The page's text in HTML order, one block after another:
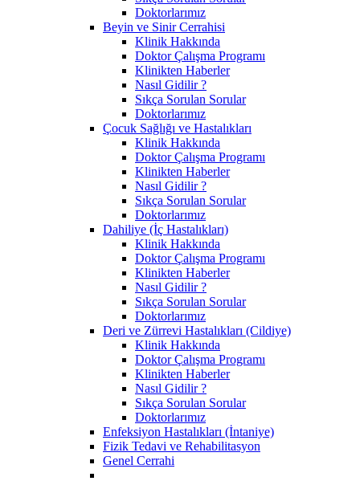
Doktorlarımız
Beyin ve Sinir Cerrahisi
Klinik Hakkında
Doktor Çalışma Programı
Klinikten Haberler
Nasıl Gidilir ?
Sıkça Sorulan Sorular
Doktorlarımız
Çocuk Sağlığı ve Hastalıkları
Klinik Hakkında
Doktor Çalışma Programı
Klinikten Haberler
Nasıl Gidilir ?
Sıkça Sorulan Sorular
Doktorlarımız
Dahiliye (İç Hastalıkları)
Klinik Hakkında
Doktor Çalışma Programı
Klinikten Haberler
Nasıl Gidilir ?
Sıkça Sorulan Sorular
Doktorlarımız
Deri ve Zürrevi Hastalıkları (Cildiye)
Klinik Hakkında
Doktor Çalışma Programı
Klinikten Haberler
Nasıl Gidilir ?
Sıkça Sorulan Sorular
Doktorlarımız
Enfeksiyon Hastalıkları (İntaniye)
Fizik Tedavi ve Rehabilitasyon
Genel Cerrahi